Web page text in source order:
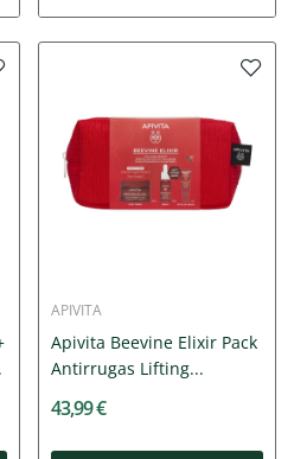
APIVITA
Apivita Beevine Elixir Pack
Antirrugas Lifting...
43,99 €